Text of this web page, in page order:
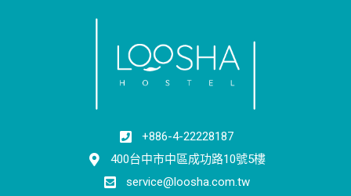
+886-4-22228187
400台中市中區成功路10號5樓
service@loosha.com.tw